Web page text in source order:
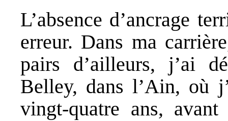
L’absence d’ancrage
erreur. Dans ma
pairs d’ailleurs, j’ai
Belley, dans l’Ain, où
vingt-quatre ans,